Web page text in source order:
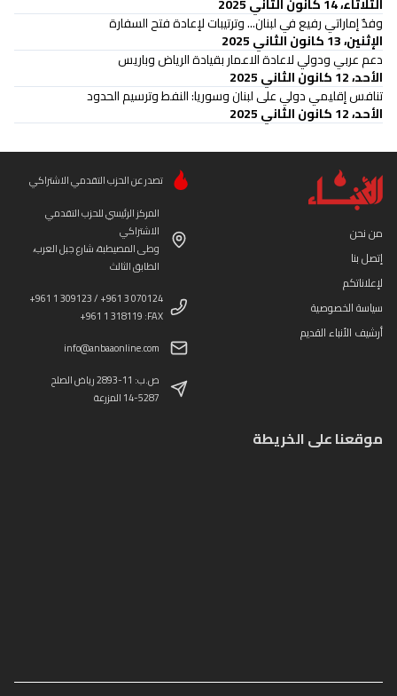
الثلاثاء، 14 كانون الثاني 2025
وفدٌ إماراتي رفيع في لبنان... وترتيبات لإعادة فتح السفارة
الإثنين، 13 كانون الثاني 2025
دعم عربي ودولي لاعادة الاعمار بقيادة الرياض وباريس
الأحد، 12 كانون الثاني 2025
تنافس إقليمي دولي على لبنان وسوريا: النفط وترسيم الحدود
الأحد، 12 كانون الثاني 2025
من نحن
إتصل بنا
لإعلاناتكم
سياسة الخصوصية
أرشيف الأنباء القديم
تصدر عن الحزب التقدمي الاشتراكي
المركز الرئيسي للحزب التقدمي
الاشتراكي
وطى المصيطبة، شارع جبل العرب،
الطابق الثالث
+961 1 309123 / +961 3 070124
+961 1 318119 :FAX
info@anbaaonline.com
ص.ب: 11-2893 رياض الصلح
14-5287 المزرعة
موقعنا على الخريطة